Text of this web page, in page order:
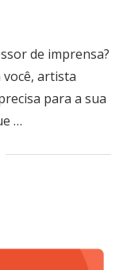
de imprensa?
artista
para a sua
…